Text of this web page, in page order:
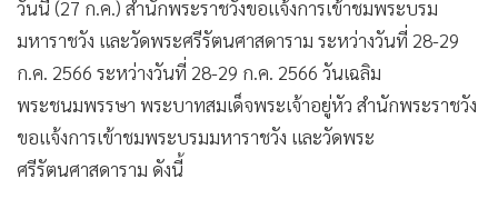
วันนี้ (27 ก.ค.) สำนักพระราชวังขอแจ้งการเข้าชมพระบรม
มหาราชวัง และวัดพระศรีรัตนศาสดาราม ระหว่างวันที่ 28-29
ก.ค. 2566 ระหว่างวันที่ 28-29 ก.ค. 2566 วันเฉลิม
พระชนมพรรษา พระบาทสมเด็จพระเจ้าอยู่หัว สำนักพระราชวัง
ขอแจ้งการเข้าชมพระบรมมหาราชวัง และวัดพระ
ศรีรัตนศาสดาราม ดังนี้